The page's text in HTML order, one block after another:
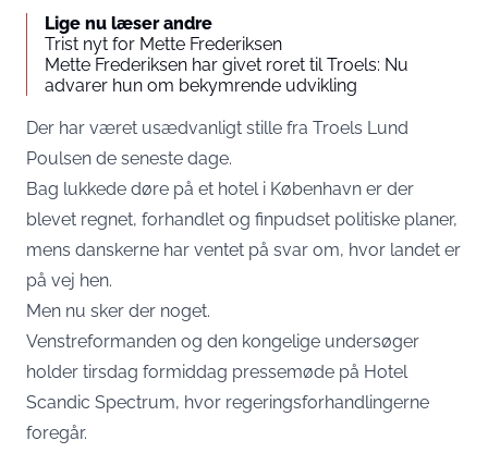
Lige nu læser andre
Trist nyt for Mette Frederiksen
Mette Frederiksen har givet roret til Troels: Nu
advarer hun om bekymrende udvikling
Der har været usædvanligt stille fra Troels Lund
Poulsen de seneste dage.
Bag lukkede døre på et hotel i København er der
blevet regnet, forhandlet og finpudset politiske planer,
mens danskerne har ventet på svar om, hvor landet er
på vej hen.
Men nu sker der noget.
Venstreformanden og den kongelige undersøger
holder tirsdag formiddag pressemøde på Hotel
Scandic Spectrum, hvor regeringsforhandlingerne
foregår.